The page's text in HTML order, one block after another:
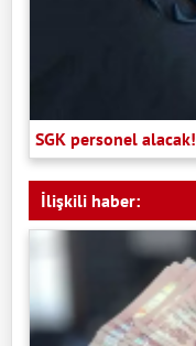
SGK personel
İlişkili haber: